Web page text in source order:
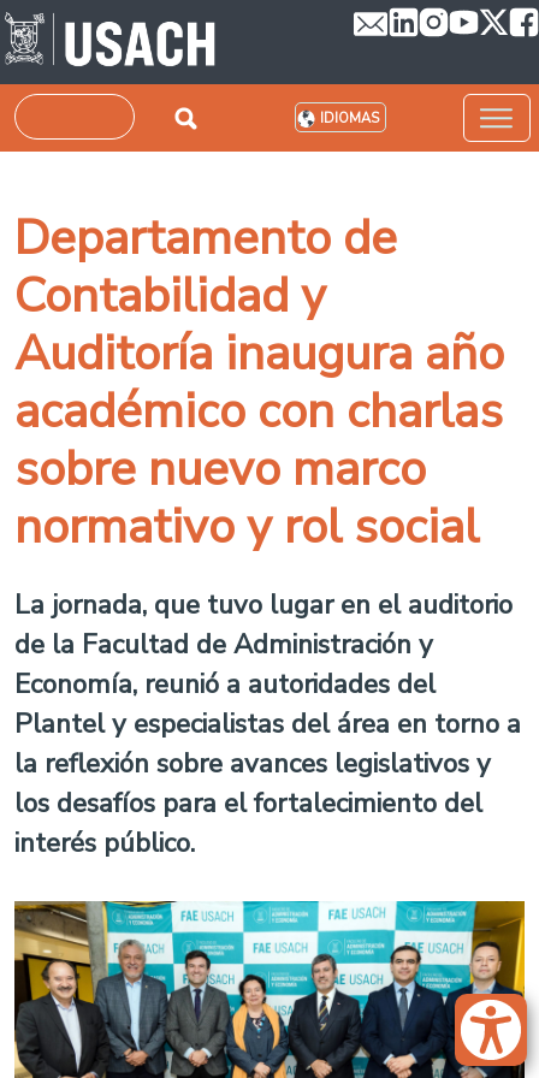
Pasar al contenido principal
Buscar IDIOMAS
Departamento de
Contabilidad y
Auditoría inaugura año
académico con charlas
sobre nuevo marco
normativo y rol social
La jornada, que tuvo lugar en el auditorio
de la Facultad de Administración y
Economía, reunió a autoridades del
Plantel y especialistas del área en torno a
la reflexión sobre avances legislativos y
los desafíos para el fortalecimiento del
interés público.